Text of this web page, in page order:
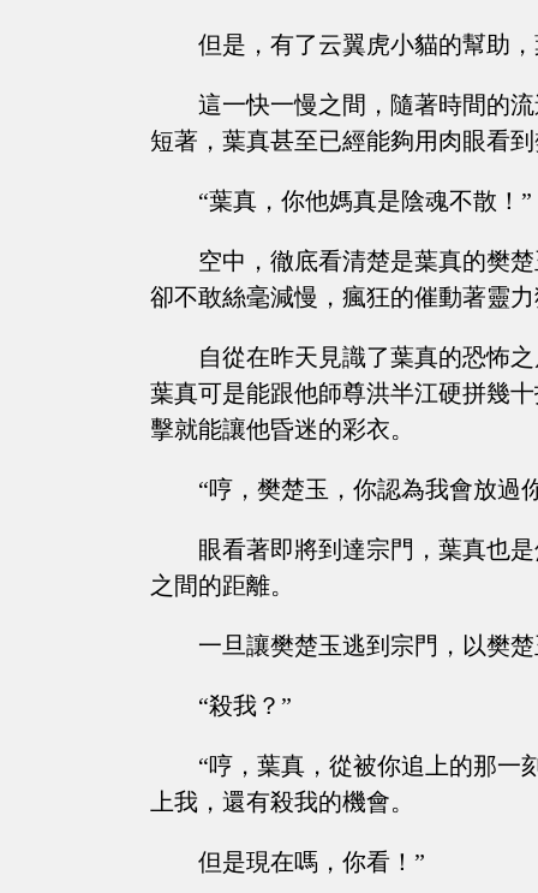
但是，有了云翼虎小貓的幫助
這一快一慢之間，隨著時間的
短著，葉真甚至已經能夠用肉眼看
“葉真，你他媽真是陰魂不散！”
空中，徹底看清楚是葉真的樊
卻不敢絲毫減慢，瘋狂的催動著靈
自從在昨天見識了葉真的恐怖
葉真可是能跟他師尊洪半江硬拼幾
擊就能讓他昏迷的彩衣。
“哼，樊楚玉，你認為我會放過
眼看著即將到達宗門，葉真也
之間的距離。
一旦讓樊楚玉逃到宗門，以樊
“殺我？”
“哼，葉真，從被你追上的那一
上我，還有殺我的機會。
但是現在嗎，你看！”